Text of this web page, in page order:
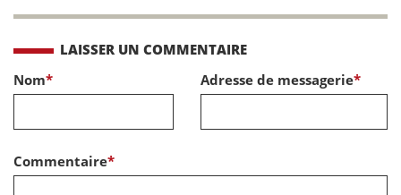
LAISSER UN COMMENTAIRE
Nom* Adresse de messagerie*
Commentaire*